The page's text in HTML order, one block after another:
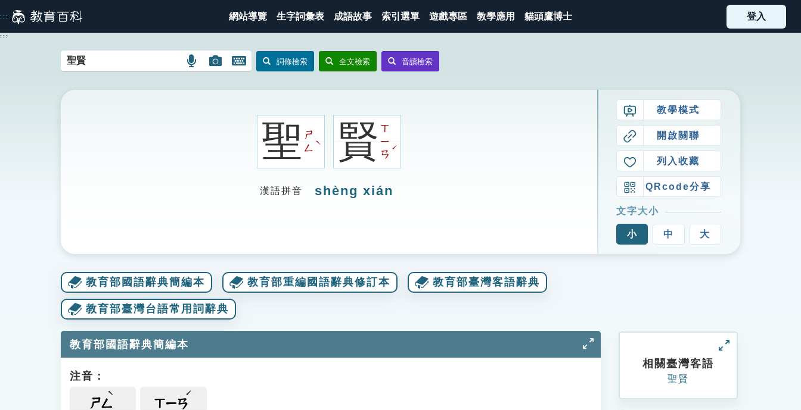
到
主
::: 網站導覽 生字詞彙表 成語故事 索引選單 遊戲專區 教學應用 貓頭鷹博士 登入
:::
語
搜
圖
搜
開
鍵
詞條檢索 全文檢索 音讀檢索
聖ㄕ
ㄥ
ˋ 賢ㄒ
ㄧ
ㄢ
ˊ
漢語拼音 shèng xián
教學模式
開啟關聯
列入收藏
QRcode分享
文字大小
小 中 大
教育部國語辭典簡編本 教育部重編國語辭典修訂本 教育部臺灣客語辭典
教育部臺灣台語常用詞辭典
教育部國語辭典簡編本
注音：
ㄕㄥ ㄒㄧㄢ
相關臺灣客語
聖賢